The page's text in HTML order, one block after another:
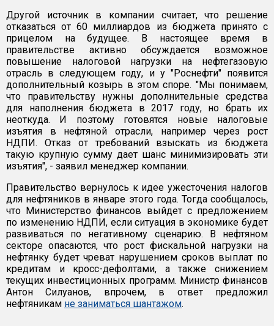
Другой источник в компании считает, что решение
отказаться от 60 миллиардов из бюджета принято с
прицелом на будущее. В настоящее время в
правительстве активно обсуждается возможное
повышение налоговой нагрузки на нефтегазовую
отрасль в следующем году, и у "Роснефти" появится
дополнительный козырь в этом споре. "Мы понимаем,
что правительству нужны дополнительные средства
для наполнения бюджета в 2017 году, но брать их
неоткуда. И поэтому готовятся новые налоговые
изъятия в нефтяной отрасли, например через рост
НДПИ. Отказ от требований взыскать из бюджета
такую крупную сумму дает шанс минимизировать эти
изъятия", - заявил менеджер компании.
Правительство вернулось к идее ужесточения налогов
для нефтяников в январе этого года. Тогда сообщалось,
что Министерство финансов выйдет с предложением
по изменению НДПИ, если ситуация в экономике будет
развиваться по негативному сценарию. В нефтяном
секторе опасаются, что рост фискальной нагрузки на
нефтянку будет чреват нарушением сроков выплат по
кредитам и кросс-дефолтами, а также снижением
текущих инвестиционных программ. Министр финансов
Антон Силуанов, впрочем, в ответ предложил
нефтяникам не заниматься шантажом.